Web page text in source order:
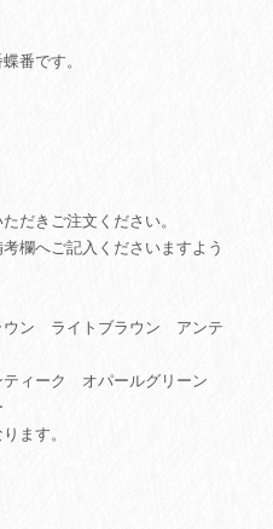
番です。
だきご注文ください。
欄へご記入くださいますよう
ウン ライトブラウン アンテ
ィーク オパールグリーン
ます。